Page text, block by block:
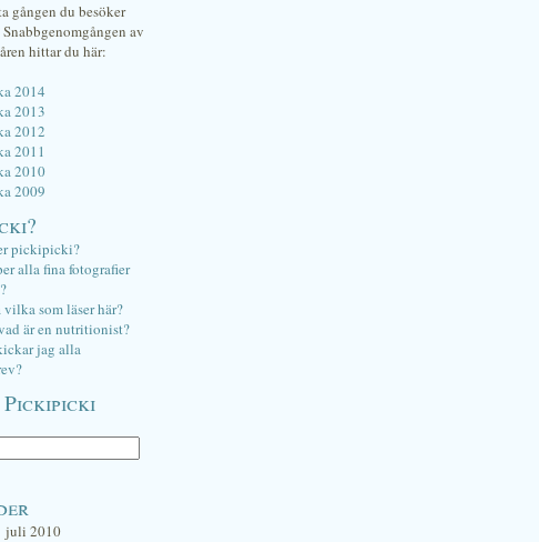
gången du besöker
av
hittar du här:
2014
2013
2012
2011
2010
2009
pickipicki?
alla fina fotografier
som läser här?
är en nutritionist?
jag alla
Pickipicki
juli 2010